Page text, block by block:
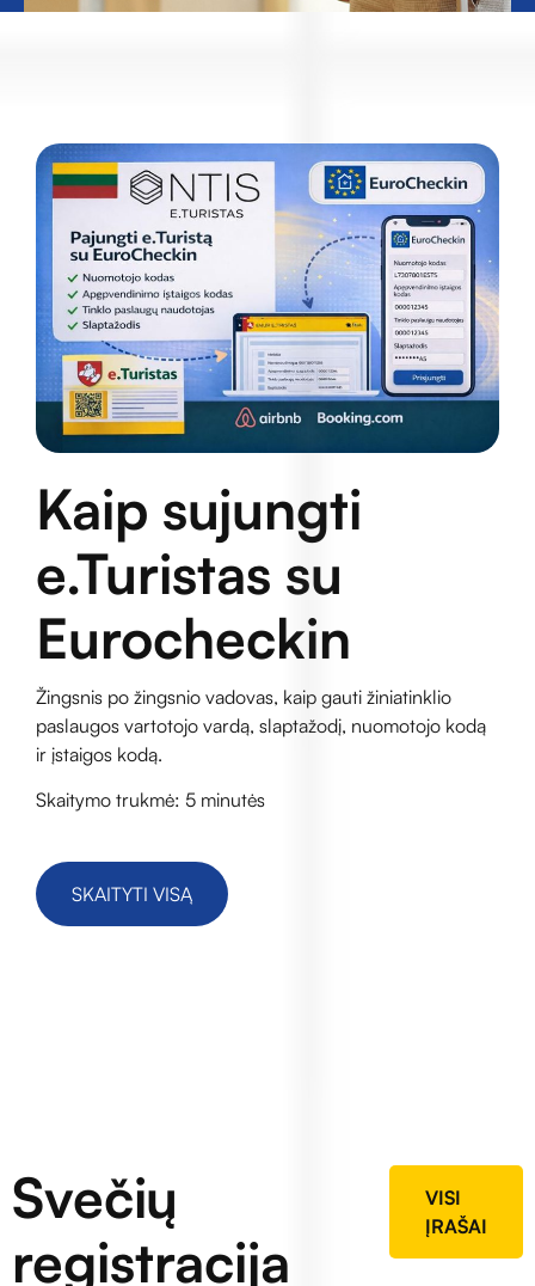
Kaip sujungti
e.Turistas su
Eurocheckin
Žingsnis po žingsnio vadovas, kaip gauti žiniatinklio
paslaugos vartotojo vardą, slaptažodį, nuomotojo kodą
ir įstaigos kodą.
Skaitymo trukmė: 5 minutės
SKAITYTI VISĄ
Svečių
registracija
VISI
ĮRAŠAI